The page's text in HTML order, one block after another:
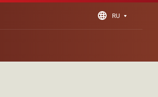
RU